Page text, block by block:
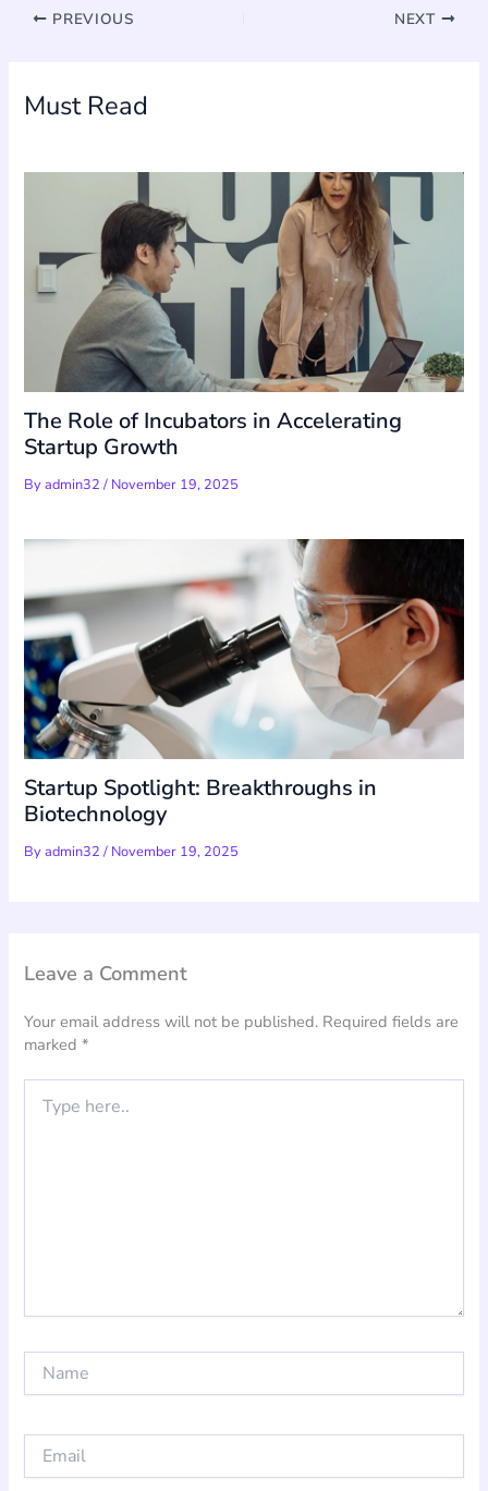
PREVIOUS NEXT
Must Read
The Role of Incubators in Accelerating
Startup Growth
Byadmin32/ November 19, 2025
Startup Spotlight: Breakthroughs in
Biotechnology
Byadmin32/ November 19, 2025
Leave a Comment
Your email address will not be published. Required fields are
marked*
here..